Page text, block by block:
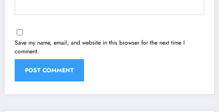
Save my name, email, and website in this browser for the next time I
comment.